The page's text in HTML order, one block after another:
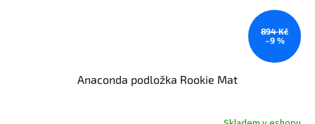
894 Kč
–9 %
Anaconda podložka Rookie Mat